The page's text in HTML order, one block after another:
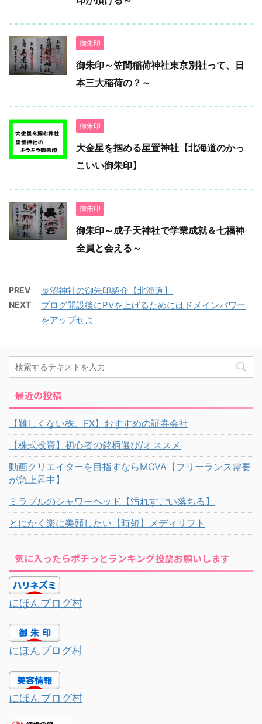
御朱印
御朱印～笠間稲荷神社東京別社って、日
本三大稲荷の？～
御朱印
大金星を掴める星置神社【北海道のかっ
こいい御朱印】
御朱印
御朱印～成子天神社で学業成就＆七福神
全員と会える～
PREV 長沼神社の御朱印紹介【北海道】
NEXT
ブログ開設後にPVを上げるためにはドメインパワー
をアップせよ
最近の投稿
【難しくない株、FX】おすすめの証券会社
【株式投資】初心者の銘柄選び/オススメ
動画クリエイターを目指すならMOVA【フリーランス需要
が急上昇中】
ミラブルのシャワーヘッド【汚れすごい落ちる】
とにかく楽に美顔したい【時短】メディリフト
気に入ったらポチっとランキング投票お願いします
にほんブログ村
にほんブログ村
にほんブログ村